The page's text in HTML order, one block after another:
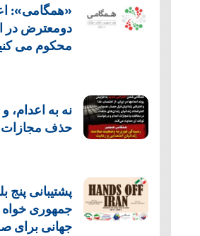
«همگامی»:
دومعترض در
محکوم می
نه به
حذف مجازات
پشتيبانی پنج
جمهوری خواه
جهانی برای